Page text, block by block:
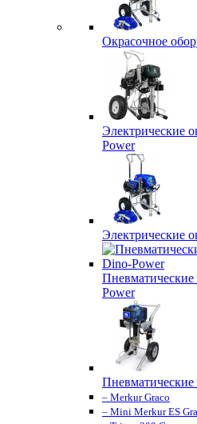
Окрасочное
Электрические
Power
Электрические
Power
– Merkur Graco
– Mini Merkur ES